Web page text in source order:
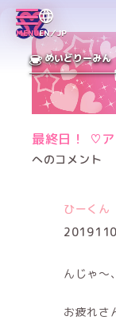
MENUEN／JP
めいどりーみん
最終日！ ♡
へのコメント
ひーくん
んじゃ〜
お疲れさ